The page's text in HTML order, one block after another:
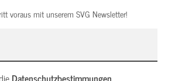
voraus mit unserem SVG Newsletter!